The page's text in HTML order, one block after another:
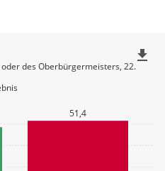
51,4
des Oberbürgermeisters, 22.
file_download